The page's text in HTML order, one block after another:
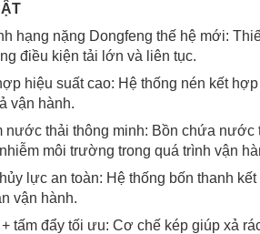
hạng nặng Dongfeng thế hệ mới:
điều kiện tải lớn và liên tục.
hiệu suất cao: Hệ thống nén kết
vận hành.
nước thải thông minh: Bồn chứa
môi trường trong quá trình vận
lực an toàn: Hệ thống bốn thanh
vận hành.
tấm đẩy tối ưu: Cơ chế kép giúp xả